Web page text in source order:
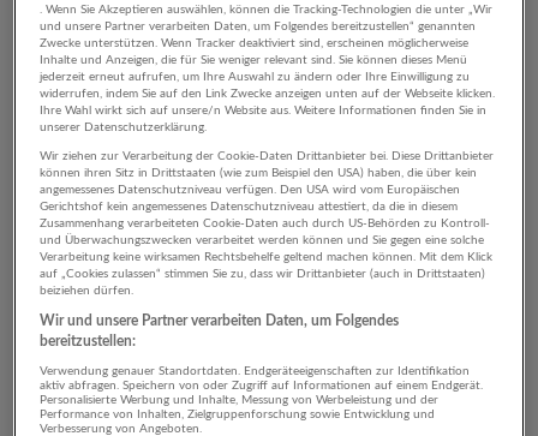
Art des Unternehmens:
Unternehmen
Unternehmensgröße:
Konzern (über 1000 MA)
Branche:
Sozialwesen
Gesuchte Berufsfelder:
Pflege, Gesundheit, Soziales
Gesuchte Fachbereiche:
Gesundheit / Pflegemanagement, Medizin, Pädagogik
Impressionen:
. Wenn Sie Akzeptieren auswählen, können die Tracking-Technologien die unter „Wir
und unsere Partner verarbeiten Daten, um Folgendes bereitzustellen“ genannten
Zwecke unterstützen. Wenn Tracker deaktiviert sind, erscheinen möglicherweise
Inhalte und Anzeigen, die für Sie weniger relevant sind. Sie können dieses Menü
jederzeit erneut aufrufen, um Ihre Auswahl zu ändern oder Ihre Einwilligung zu
widerrufen, indem Sie auf den Link Zwecke anzeigen unten auf der Webseite klicken.
Ihre Wahl wirkt sich auf unsere/n Website aus. Weitere Informationen finden Sie in
unserer Datenschutzerklärung.
Wir ziehen zur Verarbeitung der Cookie-Daten Drittanbieter bei. Diese Drittanbieter
können ihren Sitz in Drittstaaten (wie zum Beispiel den USA) haben, die über kein
angemessenes Datenschutzniveau verfügen. Den USA wird vom Europäischen
Gerichtshof kein angemessenes Datenschutzniveau attestiert, da die in diesem
Zusammenhang verarbeiteten Cookie-Daten auch durch US-Behörden zu Kontroll-
und Überwachungszwecken verarbeitet werden können und Sie gegen eine solche
Verarbeitung keine wirksamen Rechtsbehelfe geltend machen können. Mit dem Klick
auf „Cookies zulassen“ stimmen Sie zu, dass wir Drittanbieter (auch in Drittstaaten)
beiziehen dürfen.
Wir und unsere Partner verarbeiten Daten, um Folgendes
bereitzustellen:
Verwendung genauer Standortdaten. Endgeräteeigenschaften zur Identifikation
aktiv abfragen. Speichern von oder Zugriff auf Informationen auf einem Endgerät.
Personalisierte Werbung und Inhalte, Messung von Werbeleistung und der
Performance von Inhalten, Zielgruppenforschung sowie Entwicklung und
Verbesserung von Angeboten.